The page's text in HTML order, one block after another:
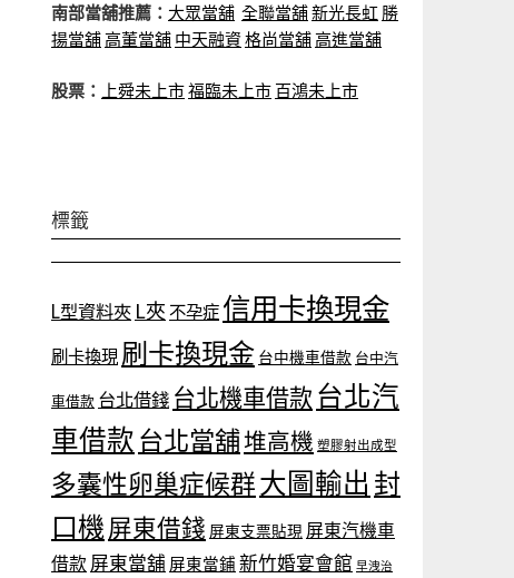
南部當舖推薦： 大眾當舖 全聯當舖新光長虹 勝
揚當舖高董當舖 中天融資格尚當舖高進當舖
股票： 上舜未上市福臨未上市 百鴻未上市
標籤
L型資料夾 L夾 不孕症 信用卡換現金
刷卡換現 刷卡換現金 台中機車借款 台中汽
車借款 台北借錢 台北機車借款 台北汽
車借款 台北當舖堆高機 塑膠射出成型
多囊性卵巢症候群大圖輸出 封
口機 屏東借錢 屏東支票貼現 屏東汽機車
借款 屏東當舖 屏東當鋪 新竹婚宴會館 早洩治